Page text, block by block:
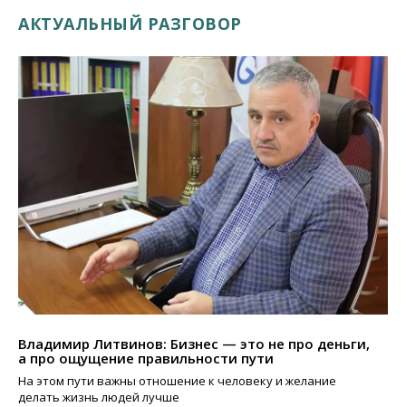
АКТУАЛЬНЫЙ РАЗГОВОР
Владимир Литвинов: Бизнес — это не про деньги,
а про ощущение правильности пути
На этом пути важны отношение к человеку и желание
делать жизнь людей лучше